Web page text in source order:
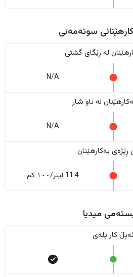
سوتەمەنی
له ڕێگای گشتی
N/A
له ناو شار
N/A
ڕێژەى بەکارهێنان
11.4 لیتر/١٠٠ کم
میدیا
ئەپڵ کار پلەی